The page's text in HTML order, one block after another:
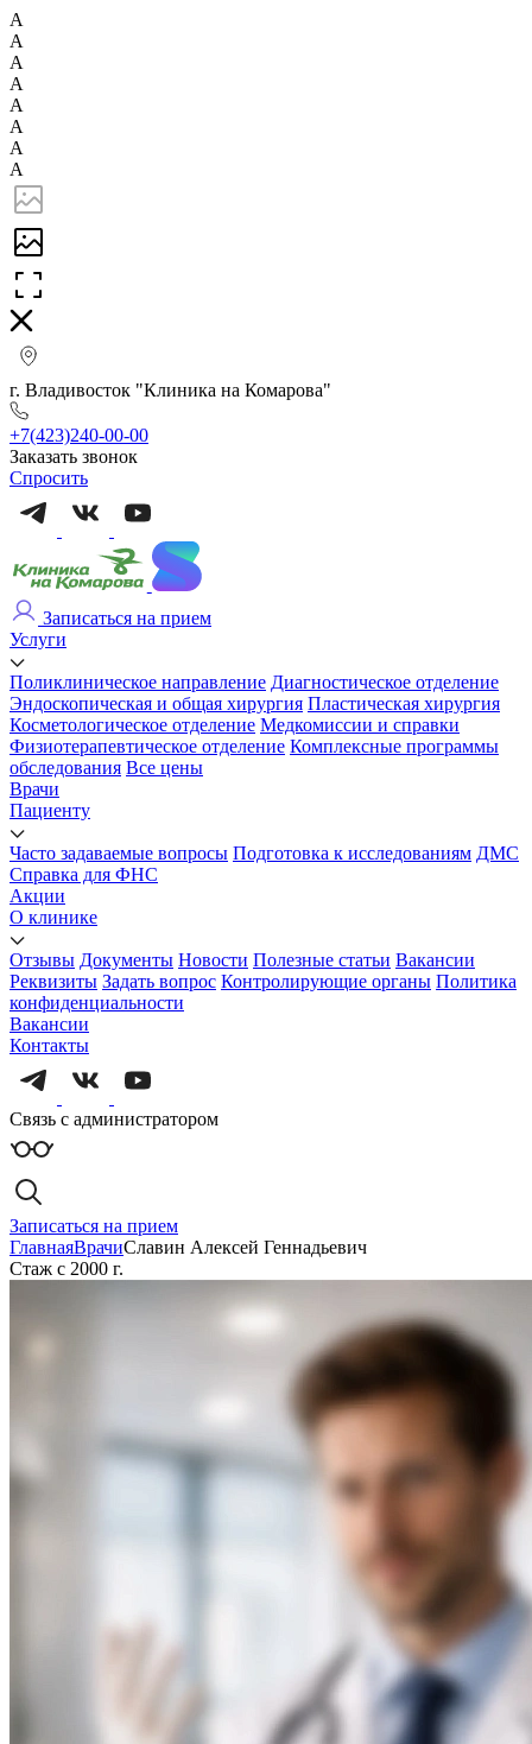
А
А
А
А
А
А
А
А
г. Владивосток "Клиника на Комарова"
+7(423)240-00-00
Заказать звонок
Спросить
Записаться на прием
Услуги
Поликлиническое направление Диагностическое отделение
Эндоскопическая и общая хирургия Пластическая хирургия
Косметологическое отделение Медкомиссии и справки
Физиотерапевтическое отделение Комплексные программы
обследования Все цены
Врачи
Пациенту
Часто задаваемые вопросы Подготовка к исследованиям ДМС
Справка для ФНС
Акции
О клинике
Отзывы Документы Новости Полезные статьи Вакансии
Реквизиты Задать вопрос Контролирующие органы Политика
конфиденциальности
Вакансии
Контакты
Связь с администратором
Записаться на прием
ГлавнаяВрачиСлавин Алексей Геннадьевич
Стаж с 2000 г.